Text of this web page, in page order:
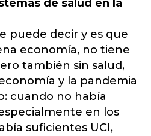
de salud en la
puede decir y es que
economía, no tiene
también sin salud,
y la pandemia
cuando no había
en los
suficientes UCI,